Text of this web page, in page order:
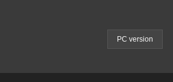
PC version